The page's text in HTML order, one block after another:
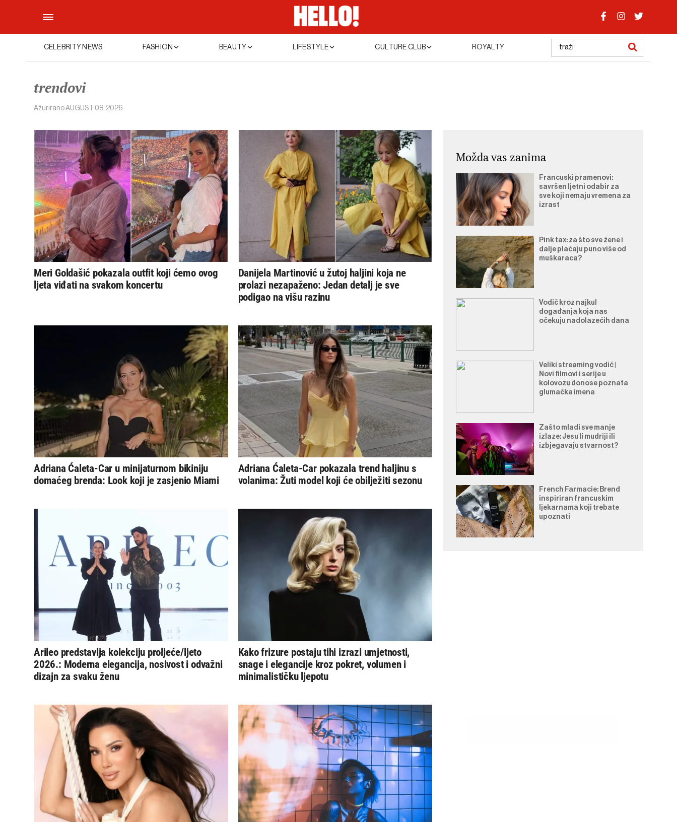
CELEBRITY NEWS FASHION BEAUTY LIFESTYLE CULTURE CLUB ROYALTY
trendovi
AžuriranoAUGUST 08, 2026
Meri Goldašić pokazala outfit koji ćemo ovog
ljeta viđati na svakom koncertu
Danijela Martinović u žutoj haljini koja ne
prolazi nezapaženo: Jedan detalj je sve
podigao na višu razinu
Adriana Ćaleta-Car u minijaturnom bikiniju
domaćeg brenda: Look koji je zasjenio Miami
Adriana Ćaleta-Car pokazala trend haljinu s
volanima: Žuti model koji će obilježiti sezonu
Arileo predstavlja kolekciju proljeće/ljeto
2026.: Moderna elegancija, nosivost i odvažni
dizajn za svaku ženu
Kako frizure postaju tihi izrazi umjetnosti,
snage i elegancije kroz pokret, volumen i
minimalističku ljepotu
Možda vas zanima
Francuski pramenovi:
savršen ljetni odabir za
sve koji nemaju vremena za
izrast
Pink tax: za što sve žene i
dalje plaćaju puno više od
muškaraca?
Vodič kroz najkul
događanja koja nas
očekuju nadolazećih dana
Veliki streaming vodič |
Novi filmovi i serije u
kolovozu donose poznata
glumačka imena
Zašto mladi sve manje
izlaze: Jesu li mudriji ili
izbjegavaju stvarnost?
French Farmacie: Brend
inspiriran francuskim
ljekarnama koji trebate
upoznati